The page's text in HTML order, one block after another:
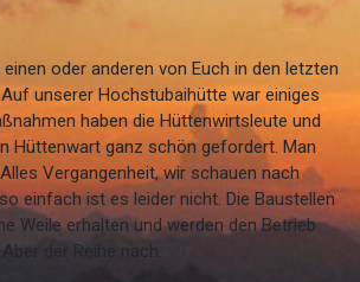
oder anderen von Euch in den letzten
unserer Hochstubaihütte war einiges
haben die Hüttenwirtsleute und
Hüttenwart ganz schön gefordert. Man
Vergangenheit, wir schauen nach
einfach ist es leider nicht. Die Baustellen
Weile erhalten und werden den Betrieb
der Reihe nach.